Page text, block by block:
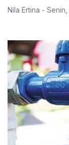
Nila Ertina - Senin